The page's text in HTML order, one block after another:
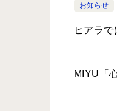
お知らせ
ヒアラで
MIYU「